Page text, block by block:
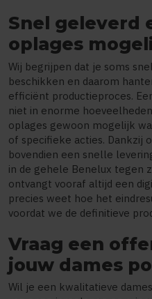
Snel geleverd
oplages
Wij begrijpen dat je soms
beschikken en daarom
efficiënt productieproces.
niet in enorme
oplages gewoon mogelijk
of specifieke acties. Dankzij
bovendien een snelle
in de gehele Benelux tegen
ontvangt vooraf altijd een
precies weet hoe het
voordat we de definitieve
Vraag een
jouw dames
Wil je een kwalitatieve